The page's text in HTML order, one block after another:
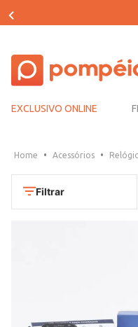
EXCLUSIVO ONLINE
Acessórios
Filtrar
Mormaii